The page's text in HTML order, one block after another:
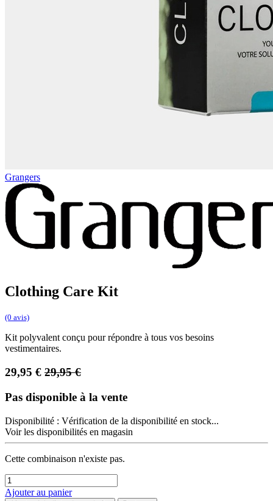
Grangers
Clothing Care Kit
(0 avis)
Kit polyvalent conçu pour répondre à tous vos besoins
vestimentaires.
29,95 € 29,95€
Pas disponible à la vente
Disponibilité : Vérification de la disponibilité en stock...
Voir les disponibilités en magasin
Cette combinaison n'existe pas.
Ajouter au panier